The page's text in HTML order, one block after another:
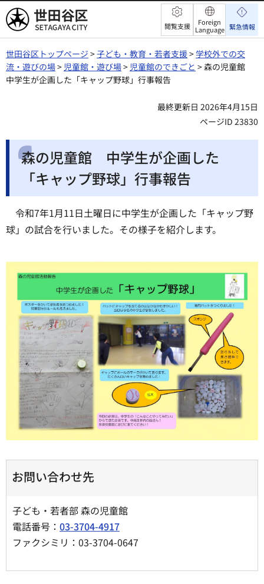
世田谷区 閲覧支援
Foreign
Language 緊急情報
世田谷区トップページ >子ども・教育・若者支援>学校外での交
流・遊びの場> 児童館・遊び場> 児童館のできごと > 森の児童館
中学生が企画した「キャップ野球」行事報告
最終更新日 2026年4月15日
ページID 23830
森の児童館 中学生が企画した
「キャップ野球」行事報告
令和7年1月11日土曜日に中学生が企画した「キャップ野
球」の試合を行いました。その様子を紹介します。
お問い合わせ先
子ども・若者部 森の児童館
電話番号： 03-3704-4917
ファクシミリ：03-3704-0647